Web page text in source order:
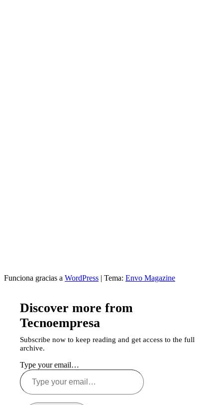
Funciona gracias a WordPress | Tema: Envo Magazine
Discover more from
Tecnoempresa
Subscribe now to keep reading and get access to the full
archive.
Type your email…